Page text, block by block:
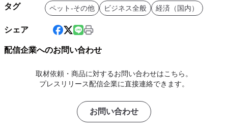
タグ ペット-その他 ビジネス全般 経済（国内）
シェア
配信企業へのお問い合わせ
取材依頼・商品に対するお問い合わせはこちら。
プレスリリース配信企業に直接連絡できます。
お問い合わせ